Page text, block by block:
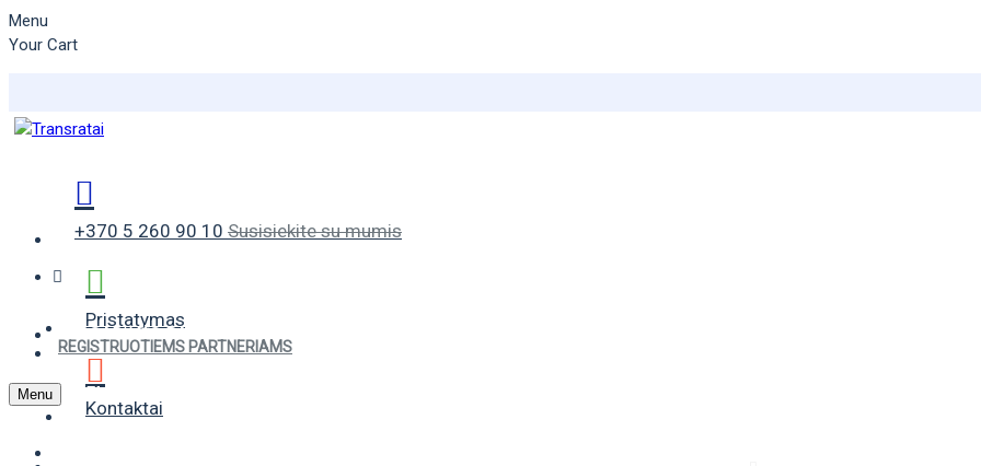
Menu
Your Cart
+370 5 260 90 10 Susisiekite su mumis
Pristatymas
Kontaktai
VASARINĖS PADANGOS
ŽIEMINĖS PADANGOS
REGISTRUOTIEMS PARTNERIAMS
Menu